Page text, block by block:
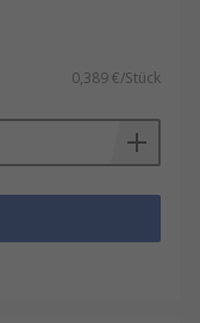
0,389 €/Stück